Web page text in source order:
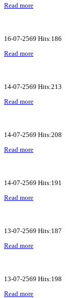
Read more
16-07-2569 Hits:186
Read more
14-07-2569 Hits:213
Read more
14-07-2569 Hits:208
Read more
14-07-2569 Hits:191
Read more
13-07-2569 Hits:187
Read more
13-07-2569 Hits:198
Read more